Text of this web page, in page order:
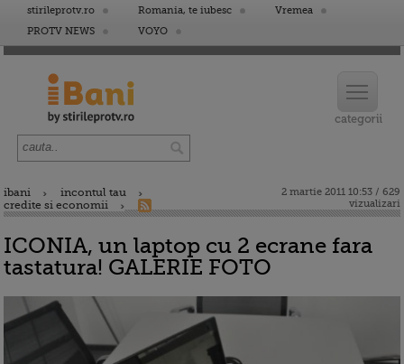
stirileprotv.ro Romania, te iubesc
Vremea
PROTV NEWS
VOYO
ibani
incontul tau
credite si economii
2 martie 2011 10:53 / 629
vizualizari
ICONIA, un laptop cu 2 ecrane fara
tastatura! GALERIE FOTO